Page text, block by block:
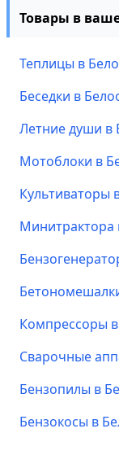
Товары в
Теплицы в
Беседки в
Летние души в
Мотоблоки в
Культиваторы
Минитрактора
Компрессоры
Сварочные
Бензопилы в
Бензокосы в